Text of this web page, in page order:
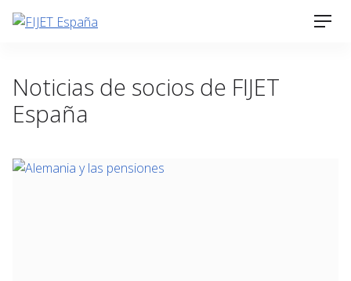
Skip
Noticias de socios de FIJET
España